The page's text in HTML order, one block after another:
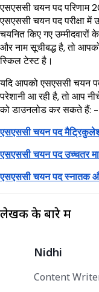
एसएससी चयन पद परिणाम
एसएससी चयन पद परीक्षा में
चयनित किए गए
और नाम सूचीबद्ध है, तो
स्किल टेस्ट है।
यदि आपको एसएससी चयन
परेशानी आ रही है, तो आप
को डाउनलोड कर सकते हैं: -
एसएससी चयन पद
एसएससी चयन पद उच्चतर
एसएससी चयन पद स्नातक
लेखक के बारे में
Nidhi
Content